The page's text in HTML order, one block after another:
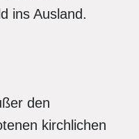
ins Ausland.
den
kirchlichen